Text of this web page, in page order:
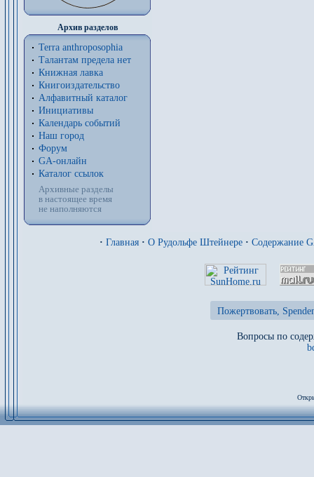
Архив разделов
Terra anthroposophia
Талантам предела нет
Книжная лавка
Книгоиздательство
Алфавитный каталог
Инициативы
Календарь событий
Наш город
Форум
GA-онлайн
Каталог ссылок
Архивные разделы
в настоящее время
не наполняются
· Главная · О Рудольфе Штейнере · Содержание
Пожертвовать,
Вопросы по